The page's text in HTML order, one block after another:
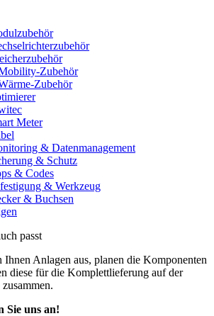
Zubehör
Zubehör
Meter
& Datenmanagement
& Schutz
& Codes
& Werkzeug
& Buchsen
passt
Ihnen Anlagen aus, planen die Komponenten
diese für die Komplettlieferung auf der
Sie uns an!